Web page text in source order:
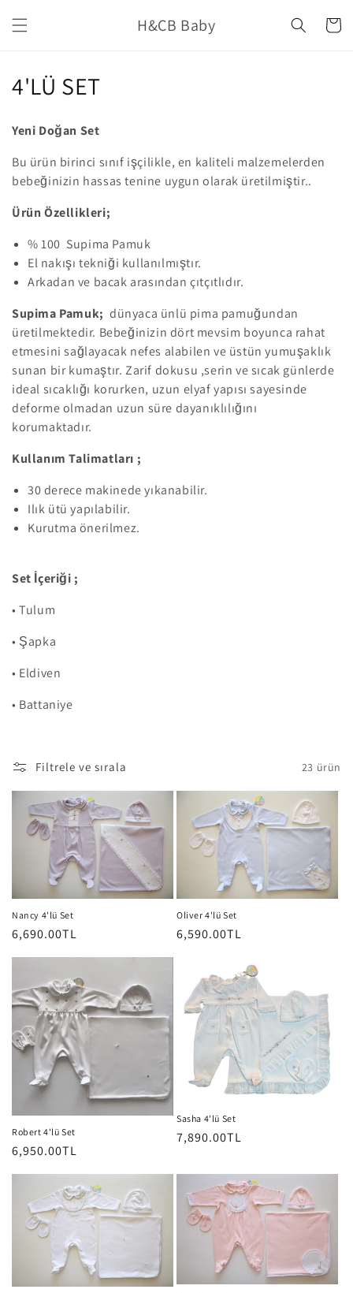
atla
H&CB Baby Sepet
K
e
k
s
i
y
o
n
:
4'LÜ SET
Yeni Doğan Set
Bu ürün birinci sınıf işçilikle, en kaliteli malzemelerden
bebeğinizin hassas tenine uygun olarak üretilmiştir..
Ürün Özellikleri;
% 100 Supima Pamuk
El nakışı tekniği kullanılmıştır.
Arkadan ve bacak arasından çıtçıtlıdır.
Supima Pamuk; dünyaca ünlü pima pamuğundan
üretilmektedir. Bebeğinizin dört mevsim boyunca rahat
etmesini sağlayacak nefes alabilen ve üstün yumuşaklık
sunan bir kumaştır. Zarif dokusu ,serin ve sıcak günlerde
ideal sıcaklığı korurken, uzun elyaf yapısı sayesinde
deforme olmadan uzun süre dayanıklılığını
korumaktadır.
Kullanım Talimatları ;
30 derece makinede yıkanabilir.
Ilık ütü yapılabilir.
Kurutma önerilmez.
Set İçeriği ;
• Tulum
• Şapka
• Eldiven
• Battaniye
Filtrele ve sırala 23 ürün
Nancy 4'lü Set
Normal
6,690.00TL
Oliver 4'lü Set
Normal
6,590.00TL
Robert 4'lü Set
Normal
fiyat
6,950.00TL
Sasha 4'lü Set
Normal
7,890.00TL